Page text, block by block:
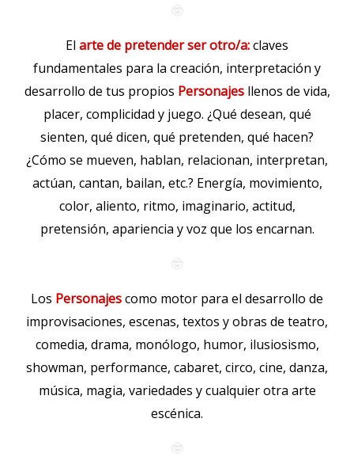
El arte de pretender ser otro/a:claves
fundamentales para la creación, interpretación y
desarrollo de tus propios Personajesllenos de vida,
placer, complicidad y juego. ¿Qué desean, qué
sienten, qué dicen, qué pretenden, qué hacen?
¿Cómo se mueven, hablan, relacionan, interpretan,
actúan, cantan, bailan, etc.? Energía, movimiento,
color, aliento, ritmo, imaginario, actitud,
pretensión, apariencia y voz que los encarnan.
Los Personajescomo motor para el desarrollo de
improvisaciones, escenas, textos y obras de teatro,
comedia, drama, monólogo, humor, ilusiosismo,
showman, performance, cabaret, circo, cine, danza,
música, magia, variedades y cualquier otra arte
escénica.